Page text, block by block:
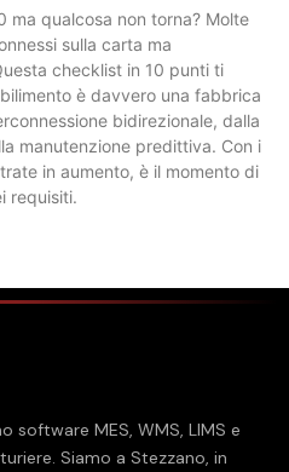
ma qualcosa non torna? Molte
sulla carta ma
checklist in 10 punti ti
è davvero una fabbrica
bidirezionale, dalla
manutenzione predittiva. Con i
in aumento, è il momento di
requisiti.
software MES, WMS, LIMS e
Siamo a Stezzano, in